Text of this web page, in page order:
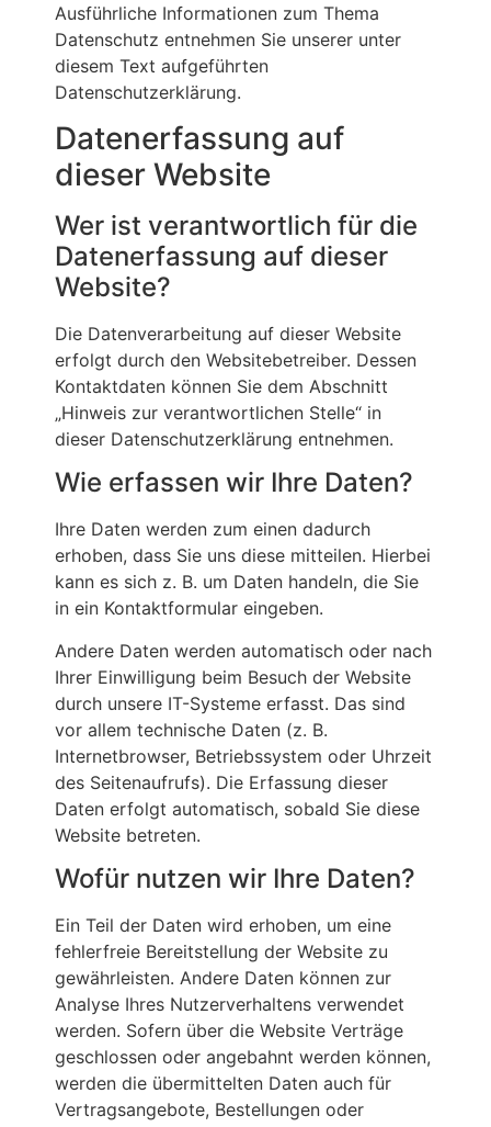
Ausführliche Informationen zum Thema
Datenschutz entnehmen Sie unserer unter
diesem Text aufgeführten
Datenschutzerklärung.
Datenerfassung auf
dieser Website
Wer ist verantwortlich für die
Datenerfassung auf dieser
Website?
Die Datenverarbeitung auf dieser Website
erfolgt durch den Websitebetreiber. Dessen
Kontaktdaten können Sie dem Abschnitt
„Hinweis zur verantwortlichen Stelle“ in
dieser Datenschutzerklärung entnehmen.
Wie erfassen wir Ihre Daten?
Ihre Daten werden zum einen dadurch
erhoben, dass Sie uns diese mitteilen. Hierbei
kann es sich z. B. um Daten handeln, die Sie
in ein Kontaktformular eingeben.
Andere Daten werden automatisch oder nach
Ihrer Einwilligung beim Besuch der Website
durch unsere IT-Systeme erfasst. Das sind
vor allem technische Daten (z. B.
Internetbrowser, Betriebssystem oder Uhrzeit
des Seitenaufrufs). Die Erfassung dieser
Daten erfolgt automatisch, sobald Sie diese
Website betreten.
Wofür nutzen wir Ihre Daten?
Ein Teil der Daten wird erhoben, um eine
fehlerfreie Bereitstellung der Website zu
gewährleisten. Andere Daten können zur
Analyse Ihres Nutzerverhaltens verwendet
werden. Sofern über die Website Verträge
geschlossen oder angebahnt werden können,
werden die übermittelten Daten auch für
Vertragsangebote, Bestellungen oder